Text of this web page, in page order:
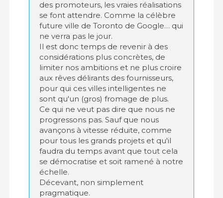
des promoteurs, les vraies réalisations
se font attendre. Comme la célèbre
future ville de Toronto de Google… qui
ne verra pas le jour.
Il est donc temps de revenir à des
considérations plus concrètes, de
limiter nos ambitions et ne plus croire
aux rêves délirants des fournisseurs,
pour qui ces villes intelligentes ne
sont qu'un (gros) fromage de plus.
Ce qui ne veut pas dire que nous ne
progressons pas. Sauf que nous
avançons à vitesse réduite, comme
pour tous les grands projets et qu'il
faudra du temps avant que tout cela
se démocratise et soit ramené à notre
échelle.
Décevant, non simplement
pragmatique.